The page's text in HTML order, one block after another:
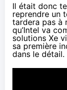
Il était donc
reprendre un
tardera pas à
qu’Intel va
solutions Xe
sa première
dans le détail.